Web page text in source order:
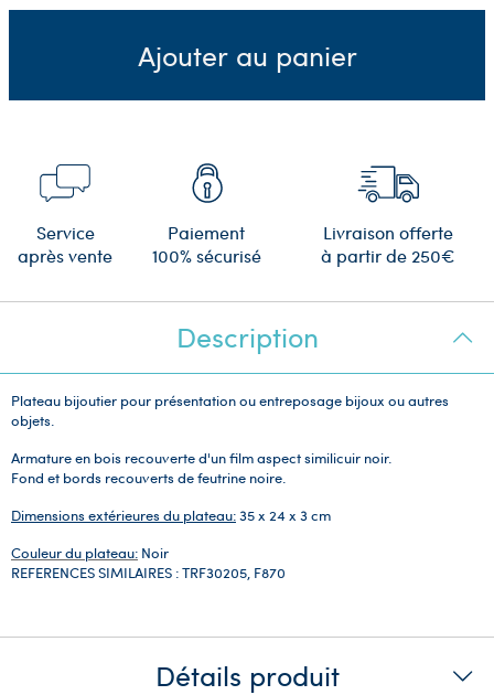
Ajouter au panier
Service
après vente
Paiement
100% sécurisé
Livraison offerte
à partir de 250€
Description
Plateau bijoutier pour présentation ou entreposage bijoux ou autres
objets.
Armature en bois recouverte d'un film aspect similicuir noir.
Fond et bords recouverts de feutrine noire.
Dimensions extérieures du plateau:35 x 24 x 3 cm
Couleur du plateau: Noir
REFERENCES SIMILAIRES : TRF30205, F870
Détails produit